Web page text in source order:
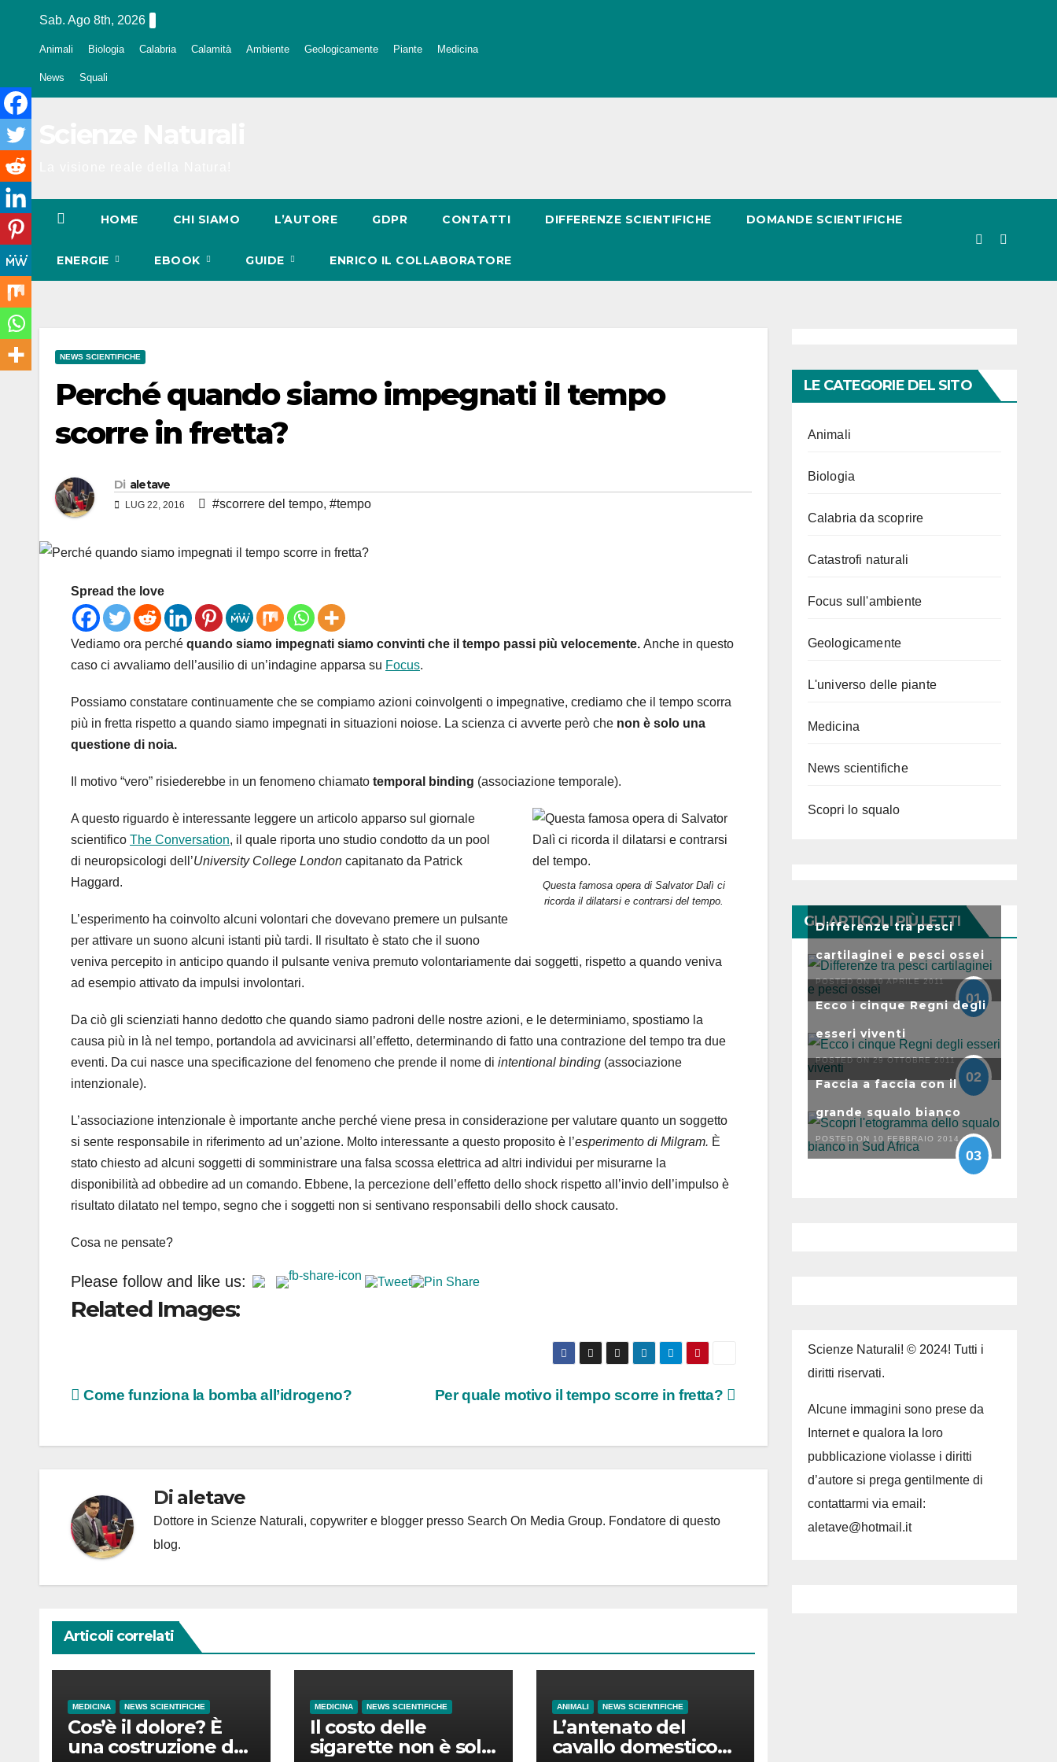
Sab. Ago 8th, 2026
Animali Biologia Calabria Calamità Ambiente Geologicamente Piante Medicina
News Squali
HOME CHI SIAMO L’AUTORE GDPR CONTATTI DIFFERENZE SCIENTIFICHE DOMANDE SCIENTIFICHE
ENERGIE EBOOK GUIDE ENRICO IL COLLABORATORE
NEWS SCIENTIFICHE
Perché quando siamo impegnati il tempo
scorre in fretta?
Di aletave
LUG 22, 2016 #scorrere del tempo, #tempo
Spread the love
Vediamo ora perché quando siamo impegnati siamo convinti che il tempo passi più velocemente. Anche in questo
caso ci avvaliamo dell’ausilio di un’indagine apparsa su Focus.
Possiamo constatare continuamente che se compiamo azioni coinvolgenti o impegnative, crediamo che il tempo scorra
più in fretta rispetto a quando siamo impegnati in situazioni noiose. La scienza ci avverte però che non è solo una
questione di noia.
Il motivo “vero” risiederebbe in un fenomeno chiamato temporal binding (associazione temporale).
Questa famosa opera di Salvator Dalì ci
ricorda il dilatarsi e contrarsi del tempo.
A questo riguardo è interessante leggere un articolo apparso sul giornale
scientifico The Conversation, il quale riporta uno studio condotto da un pool
di neuropsicologi dell’University College London capitanato da Patrick
Haggard.
L’esperimento ha coinvolto alcuni volontari che dovevano premere un pulsante
per attivare un suono alcuni istanti più tardi. Il risultato è stato che il suono
veniva percepito in anticipo quando il pulsante veniva premuto volontariamente dai soggetti, rispetto a quando veniva
ad esempio attivato da impulsi involontari.
Da ciò gli scienziati hanno dedotto che quando siamo padroni delle nostre azioni, e le determiniamo, spostiamo la
causa più in là nel tempo, portandola ad avvicinarsi all’effetto, determinando di fatto una contrazione del tempo tra due
eventi. Da cui nasce una specificazione del fenomeno che prende il nome di intentional binding (associazione
intenzionale).
L’associazione intenzionale è importante anche perché viene presa in considerazione per valutare quanto un soggetto
si sente responsabile in riferimento ad un’azione. Molto interessante a questo proposito è l’esperimento di Milgram. È
stato chiesto ad alcuni soggetti di somministrare una falsa scossa elettrica ad altri individui per misurarne la
disponibilità ad obbedire ad un comando. Ebbene, la percezione dell’effetto dello shock rispetto all’invio dell’impulso è
risultato dilatato nel tempo, segno che i soggetti non si sentivano responsabili dello shock causato.
Cosa ne pensate?
Please follow and like us:
Related Images:
Navigazione
Per quale motivo il tempo scorre in fretta?
Come funziona la bomba all’idrogeno?
Di aletave
Dottore in Scienze Naturali, copywriter e blogger presso Search On Media Group. Fondatore di questo
blog.
Articoli correlati
MEDICINA NEWS SCIENTIFICHE
Cos’è il dolore? È
una costruzione del
MEDICINA NEWS SCIENTIFICHE
Il costo delle
sigarette non è solo
ANIMALI NEWS SCIENTIFICHE
L’antenato del
cavallo domestico
LE CATEGORIE DEL SITO
Animali
Biologia
Calabria da scoprire
Catastrofi naturali
Focus sull'ambiente
Geologicamente
L'universo delle piante
Medicina
News scientifiche
Scopri lo squalo
GLI ARTICOLI PIÙ LETTI
Differenze tra pesci
cartilaginei e pesci ossei
POSTED ON 19 APRILE 2011
01
Ecco i cinque Regni degli
esseri viventi
POSTED ON 29 OTTOBRE 2011
02
Faccia a faccia con il
grande squalo bianco
POSTED ON 10 FEBBRAIO 2014
03
Scienze Naturali! © 2024! Tutti i
diritti riservati.
Alcune immagini sono prese da
Internet e qualora la loro
pubblicazione violasse i diritti
d’autore si prega gentilmente di
contattarmi via email:
aletave@hotmail.it